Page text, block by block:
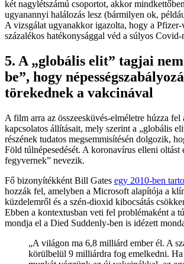
két nagylétszámú csoportot, akkor
ugyanannyi halálozás lesz (bármilyen ok,
A vizsgálat ugyanakkor igazolta, hogy a
százalékos hatékonysággal véd a súlyos Covid-
5. A „globális elit” tagjai
be”, hogy
törekednek a vakcinával
A film arra az összeesküvés-elméletre húzza fel
kapcsolatos állításait, mely szerint a „globális
részének tudatos megsemmisítésén dolgozik,
Föld túlnépesedését. A koronavírus elleni oltást
fegyvernek” nevezik.
Fő bizonyítékként Bill Gates egy 2010-ben
hozzák fel, amelyben a Microsoft alapítója a
küzdelemről és a szén-dioxid kibocsátás
Ebben a kontextusban veti fel problémaként a
mondja el a Died Suddenly-ben is idézett
„A világon ma 6,8 milliárd ember él. A
körülbelül 9 milliárdra fog emelkedni.